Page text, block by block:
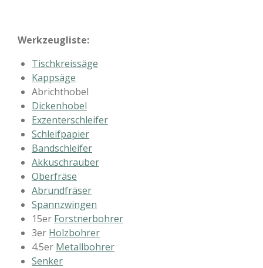
Werkzeugliste:
Tischkreissäge
Kappsäge
Abrichthobel
Dickenhobel
Exzenterschleifer
Schleifpapier
Bandschleifer
Akkuschrauber
Oberfräse
Abrundfräser
Spannzwingen
15er Forstnerbohrer
3er Holzbohrer
4.5er Metallbohrer
Senker